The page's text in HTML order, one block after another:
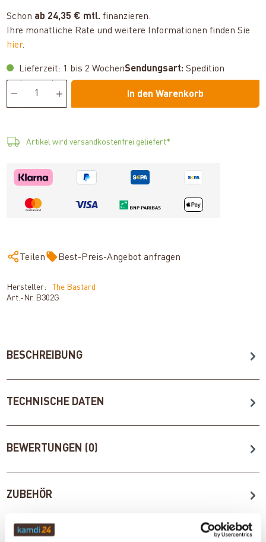
Schon ab 24,35 € mtl. finanzieren.
Ihre monatliche Rate und weitere Informationen finden Sie
hier.
Lieferzeit: 1 bis 2 WochenSendungsart: Spedition
In den Warenkorb
Artikel wird versandkostenfrei geliefert*
Teilen Best-Preis-Angebot anfragen
Hersteller:
The Bastard
Art.-Nr. B302G
BESCHREIBUNG
TECHNISCHE DATEN
BEWERTUNGEN (0)
ZUBEHÖR